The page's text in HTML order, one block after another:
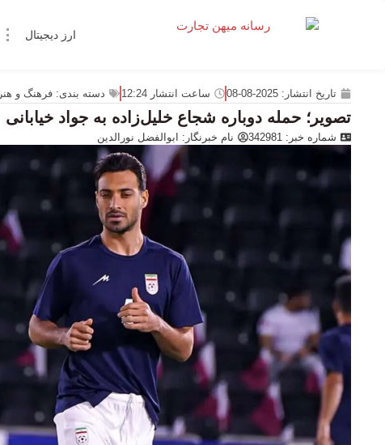
ارز دیجیتال
تاریخ انتشار: 2025-08-08 ساعت انتشار 12:24 دسته بندی: فرهنگ و هنر
تصویر؛ حمله دوباره شجاع خلیل‌زاده به جواد خیابانی
شماره خبر: 342981 نام خبرنگار: ابوالفضل نورالدین